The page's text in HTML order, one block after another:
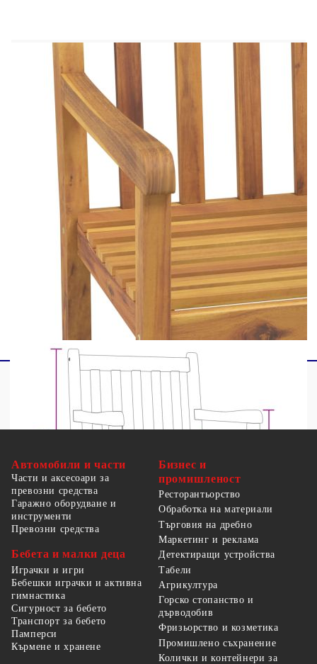
Материал: Акациево дърво масив с
маслено покритие
Размери: 56 x 55,5 x 90 cм (Ш x Д x В)
Ширина на седалката: 50 см
Дълбочина на седалката: 42,5 см
Височина на седалката от земята: 45 см
Височина на подлакътника от земята: 66 см
Необходим монтаж: Да
Доставката съдържа:
1 х Маса
6 x Стола
Автомобили и части
Части и аксесоари за
превозни средства
Гаражно оборудване и
инструменти
Превозни средства
Бебета и малки деца
Играчки и игри
Бебешки играчки и активна
гимнастика
Сигурност за бебето
Транспорт за бебето
Памперси
Кърмене и хранене
Бизнес и
промишленост
Ресторантьорство
Обработка на материали
Търговия на дребно
Маркетинг и реклама
Детектиращи устройства
Табели
Агрикултура
Горско стопанство и
дърводобив
Фризьорство и козметика
Промишлено съхранение
Колички и контейнери за